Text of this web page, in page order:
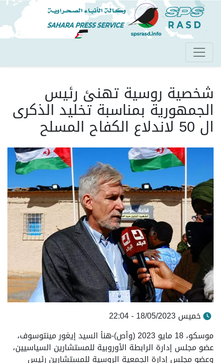
تجاوز
إلى
المحتوى
الرئيسي
شخصية روسية تهنئ رئيس
الجمهورية بمناسبة تخليد الذكرى
ال 50 لاندلاع الكفاح المسلح
خميس 18/05/2023 - 22:04
موسكو، 18 مايو 2023 (وأص)-هنأ السيد إيغور مينتوسوف،
عضو مجلس إدارة الرابطة الأوروبية للمستشارين السياسيين،
وعضو مجلس إدارة الجمعية الروسية للمستشارين رئيس